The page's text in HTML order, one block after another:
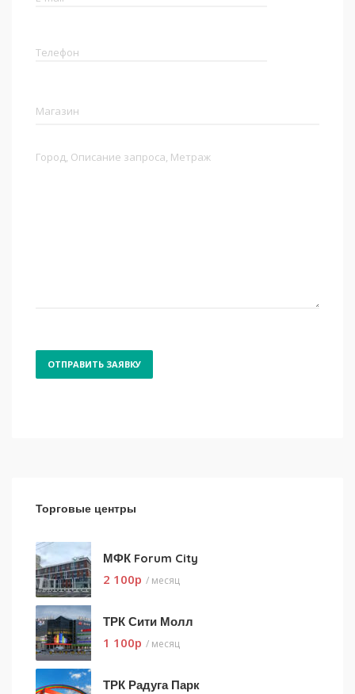
Торговые центры
МФК Forum City
2 100p / месяц
ТРК Сити Молл
1 100p / месяц
ТРК Радуга Парк